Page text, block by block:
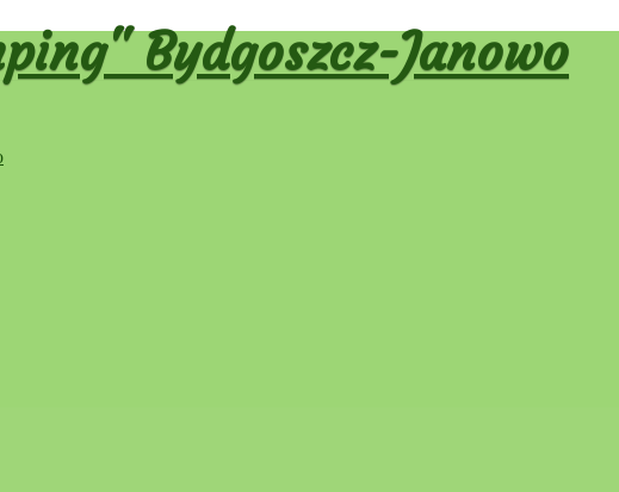
Bydgoszcz-Janowo